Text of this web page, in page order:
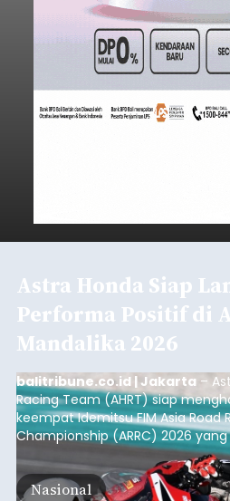
Astra Honda Siap
Performa Positif di
Mandalika 2026
balitribune.co.id | Jakarta –
Racing Team (AHRT) siap
keempat Idemitsu FIM Asia Road
Championship (ARRC) 2026
berlangsung di Pertamina
International Circuit, Lombok,
Barat, pada 7–9 Agustus 2026.
Nasional